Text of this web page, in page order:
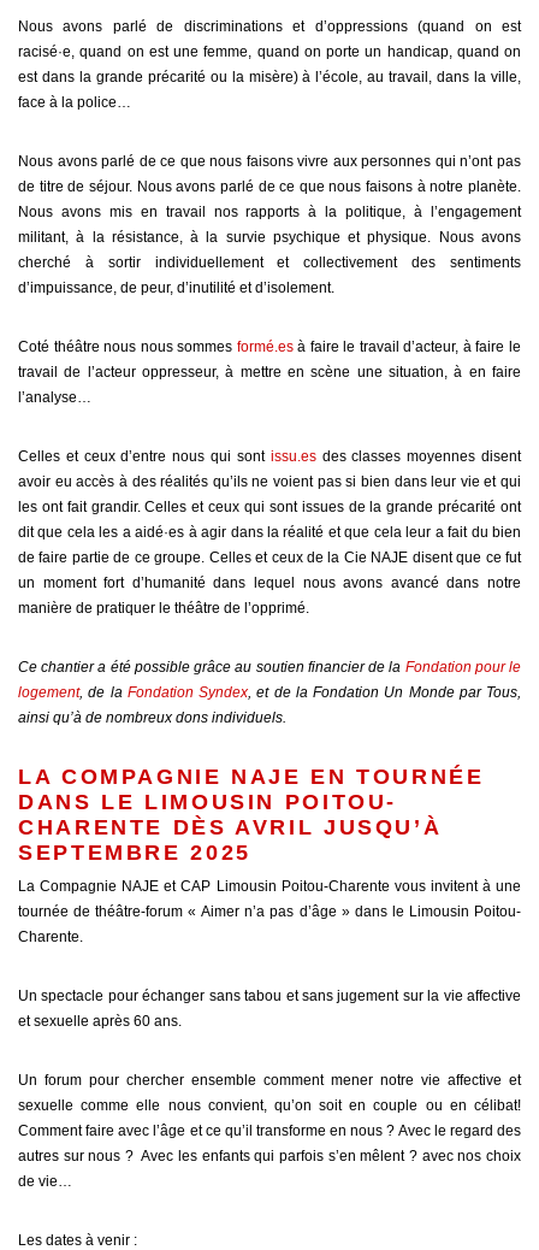
Nous avons parlé de discriminations et d’oppressions (quand on est
racisé·e, quand on est une femme, quand on porte un handicap, quand on
est dans la grande précarité ou la misère) à l’école, au travail, dans la ville,
face à la police…
Nous avons parlé de ce que nous faisons vivre aux personnes qui n’ont pas
de titre de séjour. Nous avons parlé de ce que nous faisons à notre planète.
Nous avons mis en travail nos rapports à la politique, à l’engagement
militant, à la résistance, à la survie psychique et physique. Nous avons
cherché à sortir individuellement et collectivement des sentiments
d’impuissance, de peur, d’inutilité et d’isolement.
Coté théâtre nous nous sommes formé.esà faire le travail d’acteur, à faire le
travail de l’acteur oppresseur, à mettre en scène une situation, à en faire
l’analyse…
Celles et ceux d’entre nous qui sont issu.esdes classes moyennes disent
avoir eu accès à des réalités qu’ils ne voient pas si bien dans leur vie et qui
les ont fait grandir. Celles et ceux qui sont issues de la grande précarité ont
dit que cela les a aidé·es à agir dans la réalité et que cela leur a fait du bien
de faire partie de ce groupe. Celles et ceux de la Cie NAJE disent que ce fut
un moment fort d’humanité dans lequel nous avons avancé dans notre
manière de pratiquer le théâtre de l’opprimé.
Ce chantier a été possible grâce au soutien financier de la Fondation pour le
logement, de la Fondation Syndex, et de la Fondation Un Monde par Tous,
ainsi qu’à de nombreux dons individuels.
LA COMPAGNIE NAJE EN TOURNÉE
DANS LE LIMOUSIN POITOU-
CHARENTE DÈS AVRIL JUSQU’À
SEPTEMBRE 2025
La Compagnie NAJE et CAP Limousin Poitou-Charente vous invitent à une
tournée de théâtre-forum « Aimer n’a pas d’âge » dans le Limousin Poitou-
Charente.
Un spectacle pour échanger sans tabou et sans jugement sur la vie affective
et sexuelle après 60 ans.
Un forum pour chercher ensemble comment mener notre vie affective et
sexuelle comme elle nous convient, qu’on soit en couple ou en célibat!
Comment faire avec l’âge et ce qu’il transforme en nous ? Avec le regard des
autres sur nous ? Avec les enfants qui parfois s’en mêlent ? avec nos choix
de vie…
Les dates à venir :